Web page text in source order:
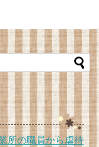
所の職員から虐待